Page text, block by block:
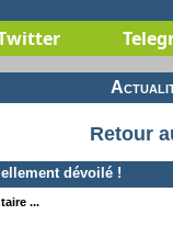
Retour
dévoilé !
...